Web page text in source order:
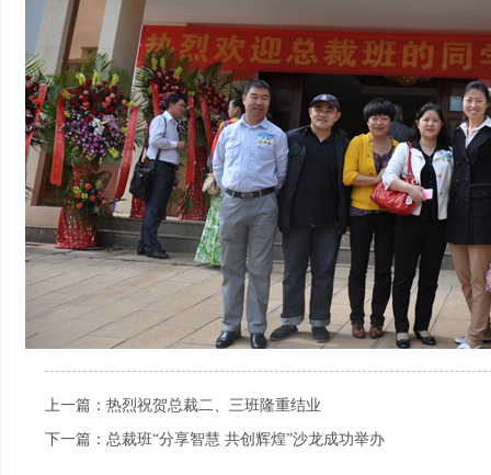
上一篇：热烈祝贺总裁二、三班隆重结业
下一篇：总裁班“分享智慧 共创辉煌”沙龙成功举办